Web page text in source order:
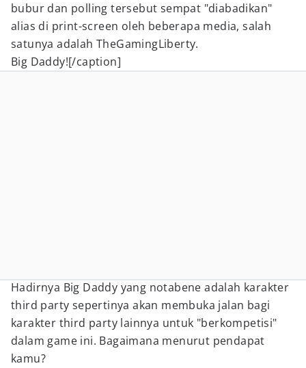
bubur dan polling tersebut sempat "diabadikan"
alias di print-screen oleh beberapa media, salah
satunya adalah TheGamingLiberty.
Big Daddy![/caption]
Hadirnya Big Daddy yang notabene adalah karakter
third party sepertinya akan membuka jalan bagi
karakter third party lainnya untuk "berkompetisi"
dalam game ini. Bagaimana menurut pendapat
kamu?